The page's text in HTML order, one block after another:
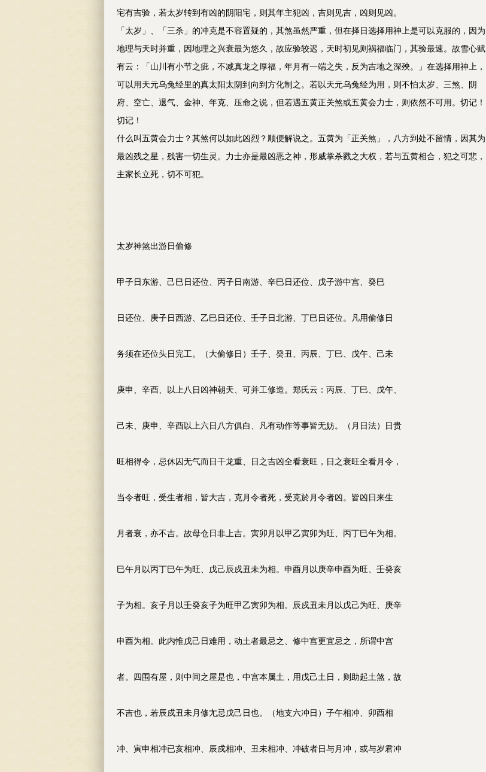
宅有吉验，若太岁转到有凶的阴阳宅，则其年主犯凶，吉则见吉，凶则见凶。
「太岁」、「三杀」的冲克是不容置疑的，其煞虽然严重，但在择日选择用神上是可以克服的，因为
地理与天时并重，因地理之兴衰最为悠久，故应验较迟，天时初见则祸福临门，其验最速。故雪心赋
有云：「山川有小节之疵，不减真龙之厚福，年月有一端之失，反为吉地之深殃。」在选择用神上，
可以用天元乌兔经里的真太阳太阴到向到方化制之。若以天元乌兔经为用，则不怕太岁、三煞、阴
府、空亡、退气、金神、年克、压命之说，但若遇五黄正关煞或五黄会力士，则依然不可用。切记！
切记！
什么叫五黄会力士？其煞何以如此凶烈？顺便解说之。五黄为「正关煞」，八方到处不留情，因其为
最凶残之星，残害一切生灵。力士亦是最凶恶之神，形威掌杀戮之大权，若与五黄相合，犯之可悲，
主家长立死，切不可犯。
太岁神煞出游日偷修
甲子日东游、己巳日还位、丙子日南游、辛巳日还位、戊子游中宫、癸巳
日还位、庚子日西游、乙巳日还位、壬子日北游、丁巳日还位。凡用偷修日
务须在还位头日完工。（大偷修日）壬子、癸丑、丙辰、丁巳、戊午、己未
庚申、辛酉、以上八日凶神朝天、可并工修造。郑氏云：丙辰、丁巳、戊午、
己未、庚申、辛酉以上六日八方俱白、凡有动作等事皆无妨。（月日法）日贵
旺相得令，忌休囚无气而日干龙重、日之吉凶全看衰旺，日之衰旺全看月令，
当令者旺，受生者相，皆大吉，克月令者死，受克於月令者凶。皆凶日来生
月者衰，亦不吉。故母仓日非上吉。寅卯月以甲乙寅卯为旺、丙丁巳午为相。
巳午月以丙丁巳午为旺、戊己辰戍丑未为相。申酉月以庚辛申酉为旺、壬癸亥
子为相。亥子月以壬癸亥子为旺甲乙寅卯为相。辰戍丑未月以戊己为旺、庚辛
申酉为相。此内惟戊己日难用，动土者最忌之、修中宫更宜忌之，所谓中宫
者。四围有屋，则中间之屋是也，中宫本属土，用戊己土日，则助起土煞，故
不吉也，若辰戍丑未月修尢忌戊己日也。（地支六冲日）子午相冲、卯酉相
冲、寅申相冲已亥相冲、辰戍相冲、丑未相冲、冲破者日与月冲，或与岁君冲